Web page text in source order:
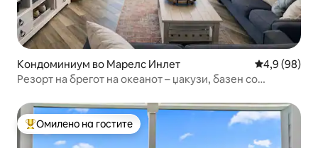
Кондоминиум во Марелс Инлет Просечна
4,9 (98)
Резорт на брегот на океанот – џакузи, базен со
Меѓу најуспешните „Омилени на гостите“
Омилено на гостите